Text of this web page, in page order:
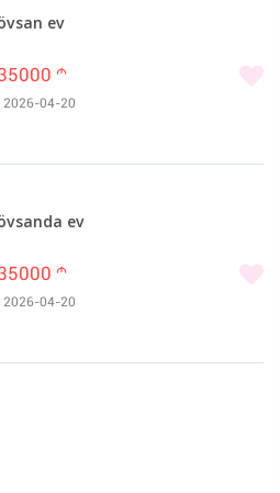
ev
m
2026-04-20
ev
m
2026-04-20